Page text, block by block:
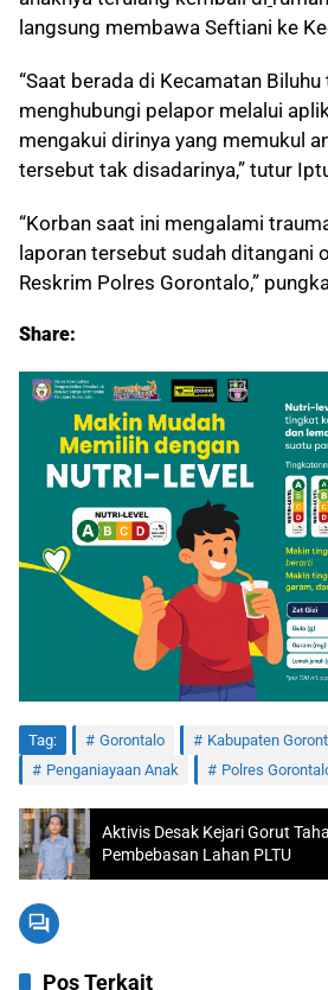
langsung membawa Seftiani ke
“Saat berada di Kecamatan
menghubungi pelapor melalui
mengakui dirinya yang memukul
tersebut tak disadarinya,” tutur
“Korban saat ini mengalami
laporan tersebut sudah ditangani
Reskrim Polres Gorontalo,”
Share:
Tag: Gorontalo
Kabupaten
Penganiayaan Anak
Polres
Aktivis Desak Kejari Gorut
Pembebasan Lahan PLTU
Pos Terkait